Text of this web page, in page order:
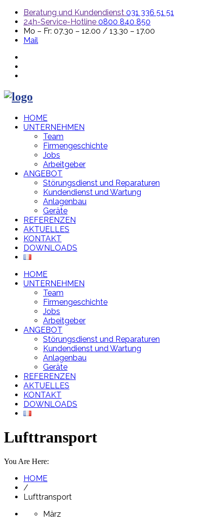
Beratung und Kundendienst 031 336 51 51
24h-Service-Hotline 0800 840 850
Mo – Fr: 07.30 – 12.00 / 13.30 – 17.00
Mail
HOME
UNTERNEHMEN
Team
Firmengeschichte
Jobs
Arbeitgeber
ANGEBOT
Störungsdienst und Reparaturen
Kundendienst und Wartung
Anlagenbau
Geräte
REFERENZEN
AKTUELLES
KONTAKT
DOWNLOADS
HOME
UNTERNEHMEN
Team
Firmengeschichte
Jobs
Arbeitgeber
ANGEBOT
Störungsdienst und Reparaturen
Kundendienst und Wartung
Anlagenbau
Geräte
REFERENZEN
AKTUELLES
KONTAKT
DOWNLOADS
Lufttransport
You Are Here:
HOME
/
Lufttransport
März